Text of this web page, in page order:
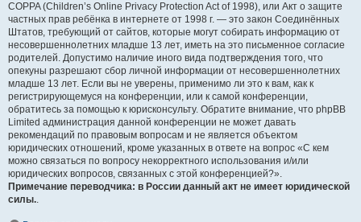
COPPA (Children’s Online Privacy Protection Act of 1998), или Акт о защите
частных прав ребёнка в интернете от 1998 г. — это закон Соединённых
Штатов, требующий от сайтов, которые могут собирать информацию от
несовершеннолетних младше 13 лет, иметь на это письменное согласие
родителей. Допустимо наличие иного вида подтверждения того, что
опекуны разрешают сбор личной информации от несовершеннолетних
младше 13 лет. Если вы не уверены, применимо ли это к вам, как к
регистрирующемуся на конференции, или к самой конференции,
обратитесь за помощью к юрисконсульту. Обратите внимание, что phpBB
Limited администрация данной конференции не может давать
рекомендаций по правовым вопросам и не является объектом
юридических отношений, кроме указанных в ответе на вопрос «С кем
можно связаться по вопросу некорректного использования и/или
юридических вопросов, связанных с этой конференцией?».
Примечание переводчика: в России данный акт не имеет юридической
силы..